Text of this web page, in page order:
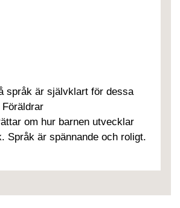
språk är självklart för dessa
om hur barnen utvecklar
Språk är spännande och roligt.